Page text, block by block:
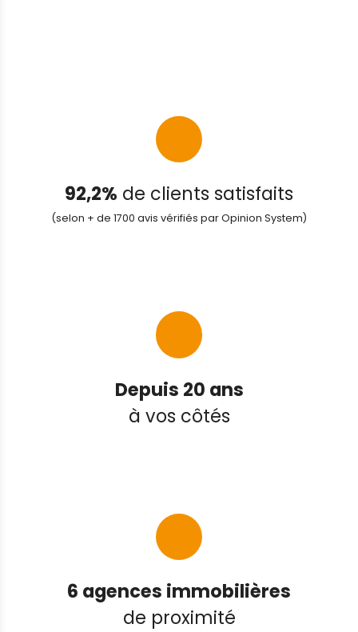
92,2% de clients satisfaits
(selon + de 1700 avis vérifiés par Opinion System)
Depuis 20 ans
à vos côtés
6 agences immobilières
de proximité